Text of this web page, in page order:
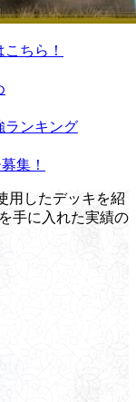
ちら！
ランキング
集！
用したデッキを紹
手に入れた実績の